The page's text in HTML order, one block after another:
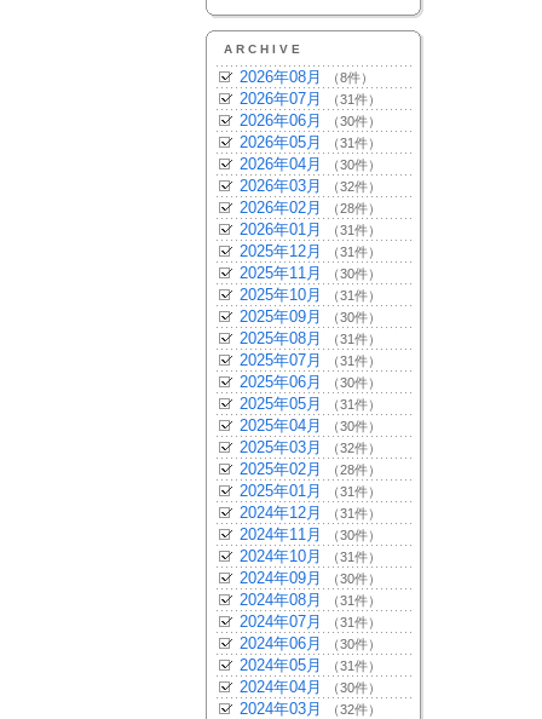
ARCHIVE
2026年08月 （8件）
2026年07月 （31件）
2026年06月 （30件）
2026年05月 （31件）
2026年04月 （30件）
2026年03月 （32件）
2026年02月 （28件）
2026年01月 （31件）
2025年12月 （31件）
2025年11月 （30件）
2025年10月 （31件）
2025年09月 （30件）
2025年08月 （31件）
2025年07月 （31件）
2025年06月 （30件）
2025年05月 （31件）
2025年04月 （30件）
2025年03月 （32件）
2025年02月 （28件）
2025年01月 （31件）
2024年12月 （31件）
2024年11月 （30件）
2024年10月 （31件）
2024年09月 （30件）
2024年08月 （31件）
2024年07月 （31件）
2024年06月 （30件）
2024年05月 （31件）
2024年04月 （30件）
2024年03月 （32件）